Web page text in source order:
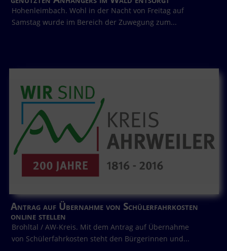
Hohenleimbach. Wohl in der Nacht von Freitag auf
Samstag wurde im Bereich der Zuwegung zum...
Antrag auf Übernahme von Schülerfahrkosten
online stellen
Brohltal / AW-Kreis. Mit dem Antrag auf Übernahme
von Schülerfahrkosten steht den Bürgerinnen und...